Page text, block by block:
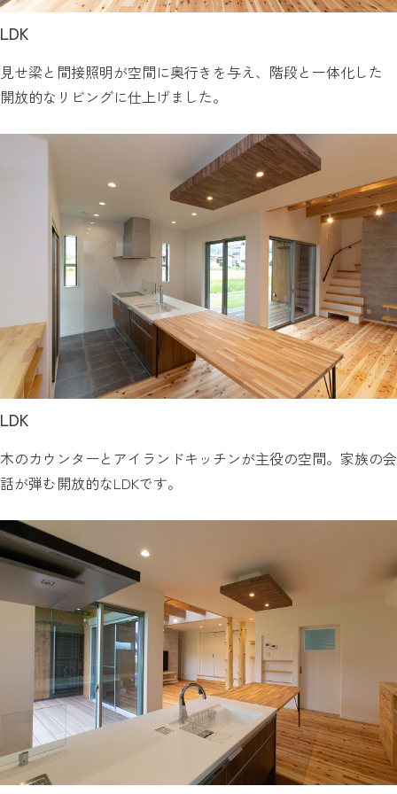
LDK
見せ梁と間接照明が空間に奥行きを与え、階段と一体化した
開放的なリビングに仕上げました。
LDK
木のカウンターとアイランドキッチンが主役の空間。家族の会
話が弾む開放的なLDKです。